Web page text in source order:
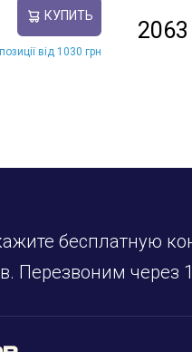
КУПИТЬ
від 1030 грн
2063
бесплатную
Перезвоним через